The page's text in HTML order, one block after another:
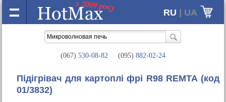
RU | UA
(067) 530-08-82 (095) 882-02-24
Підігрівач для картоплі фрі R98 REMTA(код
01/3832)